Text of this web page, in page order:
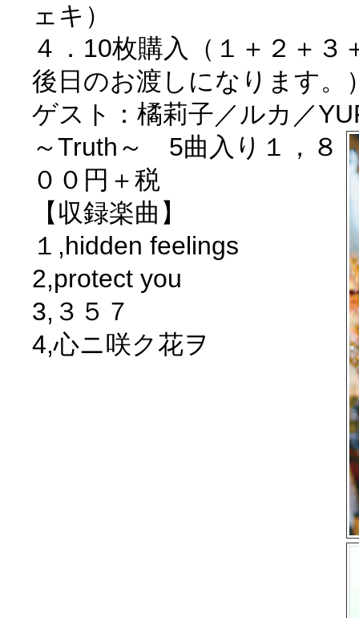
ェキ）
４．10枚購入（１＋２＋
後日のお渡しになります。
ゲスト：橘莉子／ルカ／
～Truth～ 5曲入り１，８
００円＋税
【収録楽曲】
１,hidden feelings
2,protect you
3,３５７
4,心ニ咲ク花ヲ